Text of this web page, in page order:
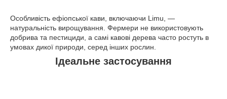
Особливість ефіопської кави, включаючи Limu, —
натуральність вирощування. Фермери не використовують
добрива та пестициди, а самі кавові дерева часто ростуть в
умовах дикої природи, серед інших рослин.
Ідеальне застосування